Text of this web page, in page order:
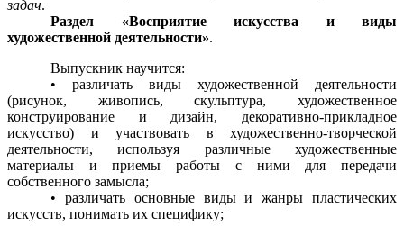
задач.
Раздел «Восприятие искусства и виды
художественной деятельности».
Выпускник научится:
• различать виды художественной деятельности
(рисунок, живопись, скульптура, художественное
конструирование и дизайн, декоративно-прикладное
искусство) и участвовать в художественно-творческой
деятельности, используя различные художественные
материалы и приемы работы с ними для передачи
собственного замысла;
• различать основные виды и жанры пластических
искусств, понимать их специфику;